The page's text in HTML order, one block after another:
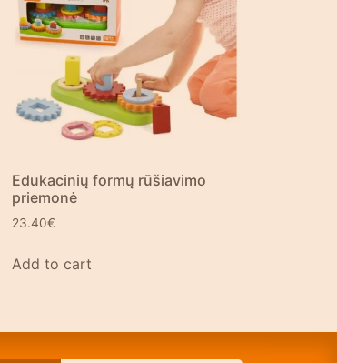
Edukacinių formų rūšiavimo
priemonė
23.40€
Add to cart